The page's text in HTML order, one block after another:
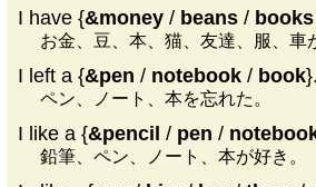
I have {&money / beans / books
お金、豆、本、猫、友達、服、車
I left a {&pen / notebook / book}.
ペン、ノート、本を忘れた。
I like a {&pencil / pen /
鉛筆、ペン、ノート、本が好き。